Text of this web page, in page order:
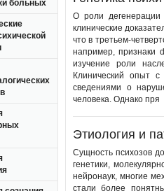
больных
О роли
клинические
что в третьем-
например, признаки
изучение роли
Клинический опыт с
сведениями о
человека. Однако пря
Этиология и
Сущность психозов
генетики,
нейронаук, многие
стали более